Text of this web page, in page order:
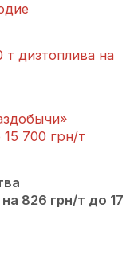
т дизтоплива на
700 грн/т
826 грн/т до 17